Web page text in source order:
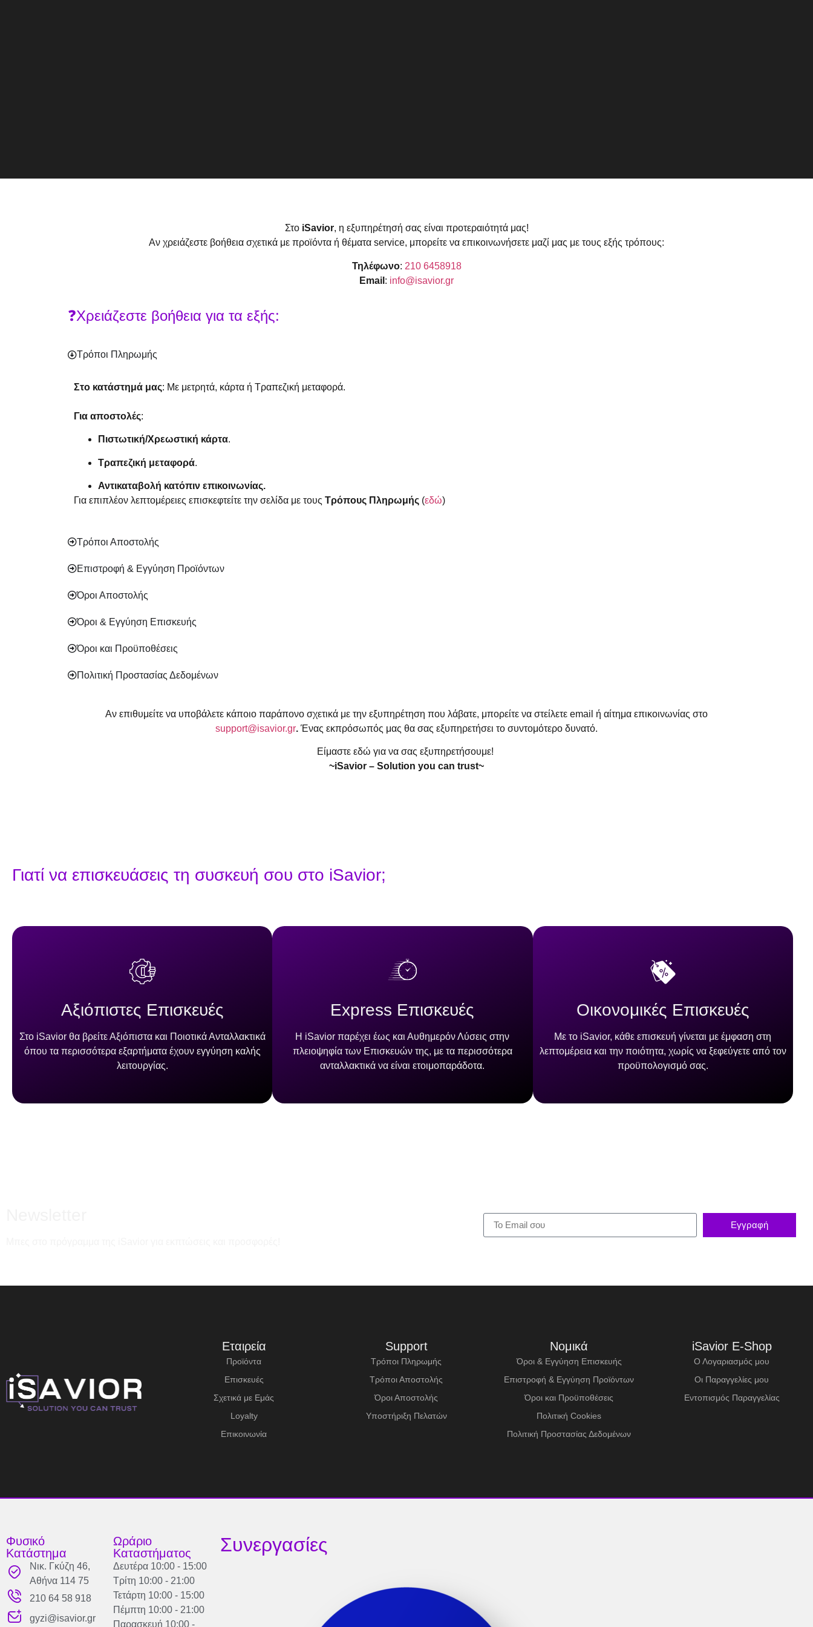
Στο iSavior, η εξυπηρέτησή σας είναι προτεραιότητά μας!
Αν χρειάζεστε βοήθεια σχετικά με προϊόντα ή θέματα service, μπορείτε να επικοινωνήσετε μαζί μας με τους εξής τρόπους:
Τηλέφωνο: 210 6458918
Email : info@isavior.gr
❓Χρειάζεστε βοήθεια για τα εξής:
Τρόποι Πληρωμής
Στο κατάστημά μας: Με μετρητά, κάρτα ή Τραπεζική μεταφορά.
Για αποστολές:
Πιστωτική/Χρεωστική κάρτα.
Τραπεζική μεταφορά.
Αντικαταβολή κατόπιν επικοινωνίας.
Για επιπλέον λεπτομέρειες επισκεφτείτε την σελίδα με τους Τρόπους Πληρωμής (εδώ)
Τρόποι Αποστολής
Επιστροφή & Εγγύηση Προϊόντων
Όροι Αποστολής
Όροι & Εγγύηση Επισκευής
Όροι και Προϋποθέσεις
Πολιτική Προστασίας Δεδομένων
Αν επιθυμείτε να υποβάλετε κάποιο παράπονο σχετικά με την εξυπηρέτηση που λάβατε, μπορείτε να στείλετε email ή αίτημα επικοινωνίας στο
support@isavior.gr. Ένας εκπρόσωπός μας θα σας εξυπηρετήσει το συντομότερο δυνατό.
Είμαστε εδώ για να σας εξυπηρετήσουμε!
~iSavior – Solution you can trust~
Γιατί να επισκευάσεις τη συσκευή σου στο iSavior;
Αξιόπιστες Επισκευές
Στo iSavior θα βρείτε Αξιόπιστα και Ποιοτικά Ανταλλακτικά
όπου τα περισσότερα εξαρτήματα έχουν εγγύηση καλής
λειτουργίας.
Express Επισκευές
Η iSavior παρέχει έως και Αυθημερόν Λύσεις στην
πλειοψηφία των Επισκευών της, με τα περισσότερα
ανταλλακτικά να είναι ετοιμοπαράδοτα.
Οικονομικές Επισκευές
Με το iSavior, κάθε επισκευή γίνεται με έμφαση στη
λεπτομέρεια και την ποιότητα, χωρίς να ξεφεύγετε από τον
προϋπολογισμό σας.
Εγγραφή
Εταιρεία
Προϊόντα
Επισκευές
Σχετικά με Εμάς
Loyalty
Επικοινωνία
Support
Τρόποι Πληρωμής
Τρόποι Αποστολής
Όροι Αποστολής
Υποστήριξη Πελατών
Νομικά
Όροι & Εγγύηση Επισκευής
Επιστροφή & Εγγύηση Προϊόντων
Όροι και Προϋποθέσεις
Πολιτική Cookies
Πολιτική Προστασίας Δεδομένων
iSavior E-Shop
Ο Λογαριασμός μου
Οι Παραγγελίες μου
Εντοπισμός Παραγγελίας
Φυσικό
Κατάστημα
Νικ. Γκύζη 46,
Αθήνα 114 75
210 64 58 918
gyzi@isavior.gr
Ωράριο
Καταστήματος
Δευτέρα 10:00 - 15:00
Τρίτη 10:00 - 21:00
Τετάρτη 10:00 - 15:00
Πέμπτη 10:00 - 21:00
Παρασκευή 10:00 -
Συνεργασίες